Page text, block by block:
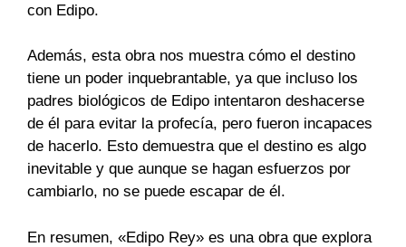
con Edipo.
Además, esta obra nos muestra cómo el destino
tiene un poder inquebrantable, ya que incluso los
padres biológicos de Edipo intentaron deshacerse
de él para evitar la profecía, pero fueron incapaces
de hacerlo. Esto demuestra que el destino es algo
inevitable y que aunque se hagan esfuerzos por
cambiarlo, no se puede escapar de él.
En resumen, «Edipo Rey» es una obra que explora